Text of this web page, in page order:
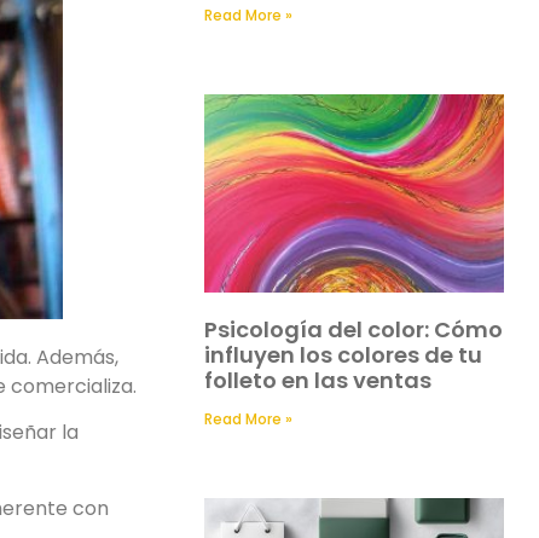
Además,
comercializa.
la
con
Read More »
Psicología del color: Cómo
influyen los colores de tu
folleto en las ventas
Read More »